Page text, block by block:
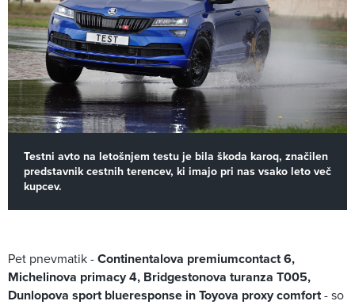
Testni avto na letošnjem testu je bila škoda karoq, značilen
predstavnik cestnih terencev, ki imajo pri nas vsako leto več
kupcev.
Pet pnevmatik -Continentalova premiumcontact 6,
Michelinova primacy 4, Bridgestonova turanza T005,
Dunlopova sport blueresponse in Toyova proxy comfort- so